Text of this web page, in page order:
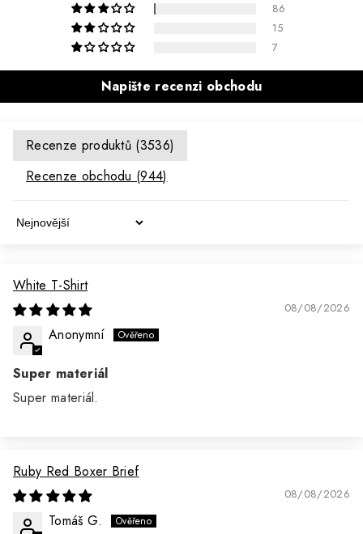
86
15
7
Napište recenzi obchodu
Recenze produktů (3536)
Recenze obchodu (944)
Sort By
White T-Shirt
08/08/2026
Anonymní
Super materiál
Super materiál.
Ruby Red Boxer Brief
08/08/2026
Tomáš G.